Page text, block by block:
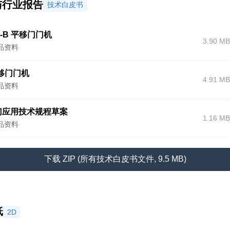
业报告 技术白皮书
平移门门机
资料
3.90 MB
门门机
资料
4.91 MB
用技术规程草案
资料
1.16 MB
下载 ZIP (所有技术白皮书文件, 9.5 MB)
2D